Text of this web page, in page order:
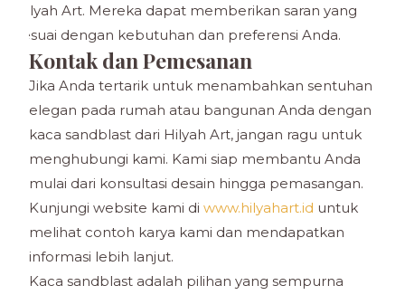
Hilyah Art. Mereka dapat memberikan saran yang
sesuai dengan kebutuhan dan preferensi Anda.
Kontak dan Pemesanan
Jika Anda tertarik untuk menambahkan sentuhan
elegan pada rumah atau bangunan Anda dengan
kaca sandblast dari Hilyah Art, jangan ragu untuk
menghubungi kami. Kami siap membantu Anda
mulai dari konsultasi desain hingga pemasangan.
Kunjungi website kami di www.hilyahart.id untuk
melihat contoh karya kami dan mendapatkan
informasi lebih lanjut.
Kaca sandblast adalah pilihan yang sempurna